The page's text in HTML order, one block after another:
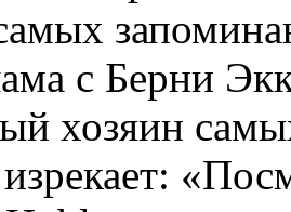
с Берни
хозяин
изрекает: